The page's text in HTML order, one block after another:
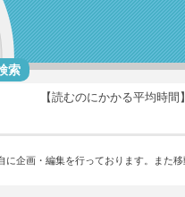
索
【読むのにかかる平均時間】
企画・編集を行っております。
また